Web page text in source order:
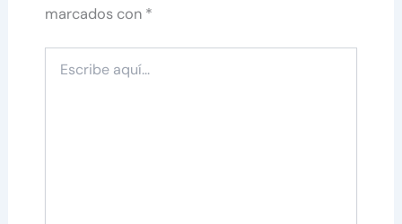
marcados con *
aquí...